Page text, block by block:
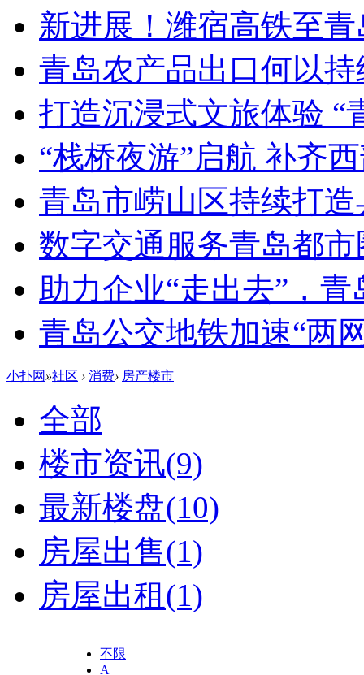
新进展！潍宿高铁至
青岛农产品出口何以持
打造沉浸式文旅体验 “
“栈桥夜游”启航 补齐
青岛市崂山区持续打
数字交通服务青岛都
助力企业“走出去”，
青岛公交地铁加速“两
小扑网 »社区 › 消费› 房产楼市
全部
楼市资讯(9)
最新楼盘(10)
房屋出售(1)
房屋出租(1)
不限
A